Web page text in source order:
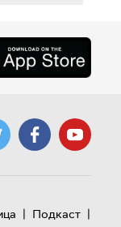
| Подкаст |